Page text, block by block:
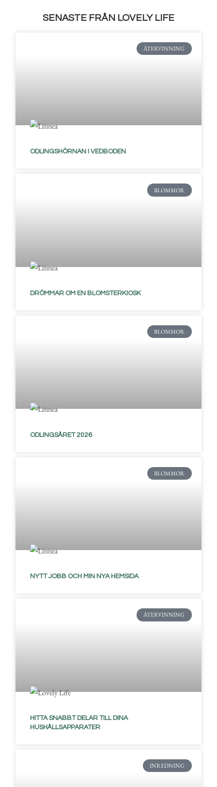
SENASTE FRÅN LOVELY LIFE
ÅTERVINNING
ODLINGSHÖRNAN I VEDBODEN
BLOMMOR
DRÖMMAR OM EN BLOMSTERKIOSK
BLOMMOR
ODLINGSÅRET 2026
BLOMMOR
NYTT JOBB OCH MIN NYA HEMSIDA
ÅTERVINNING
HITTA SNABBT DELAR TILL DINA
HUSHÅLLSAPPARATER
INREDNING